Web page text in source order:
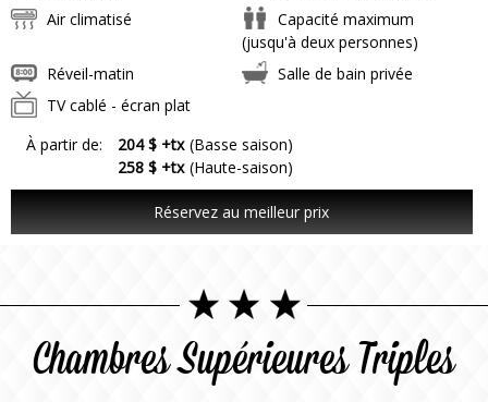
Air climatisé
Capacité maximum
(jusqu'à deux personnes)
Réveil-matin
Salle de bain privée
TV cablé - écran plat
À partir de:
204 $ +tx (Basse saison)
258 $ +tx (Haute-saison)
Réservez au meilleur prix
Chambres Supérieures Triples